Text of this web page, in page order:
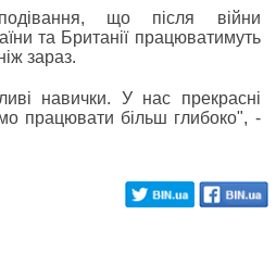
що після війни
та Британії працюватимуть
зараз.
навички. У нас прекрасні
працювати більш глибоко", -